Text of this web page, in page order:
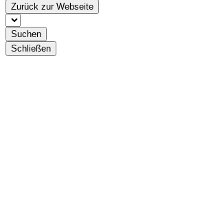
Zurück zur Webseite
Suchen
Schließen